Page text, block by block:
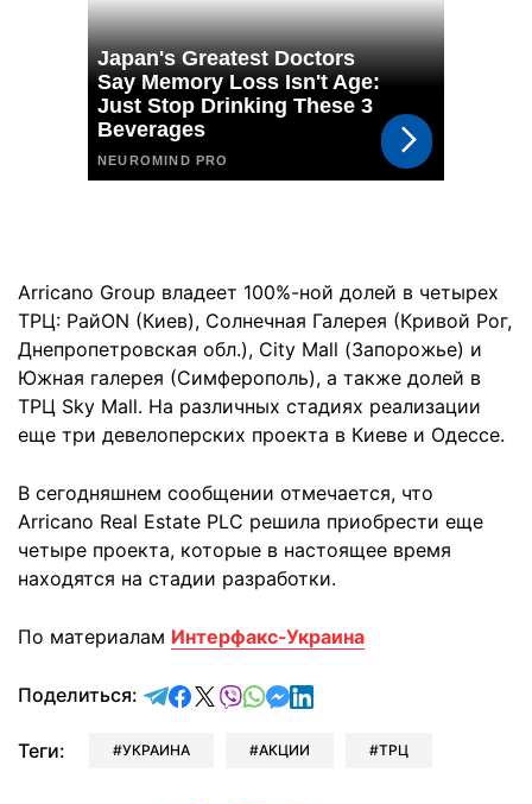
Arricano Group владеет 100%-ной долей в четырех
ТРЦ: РайON (Киев), Солнечная Галерея (Кривой Рог,
Днепропетровская обл.), City Mall (Запорожье) и
Южная галерея (Симферополь), а также долей в
ТРЦ Sky Mall. На различных стадиях реализации
еще три девелоперских проекта в Киеве и Одессе.
В сегодняшнем сообщении отмечается, что
Arricano Real Estate PLC решила приобрести еще
четыре проекта, которые в настоящее время
находятся на стадии разработки.
По материалам Интерфакс-Украина
Поделиться: отправить в Telegram
поделиться в Facebook
поделиться в X
отправить в Viber
отправить в Whatsapp
отправить в Messenger
отправить в LinkedIn
Теги: УКРАИНА АКЦИИ ТРЦ